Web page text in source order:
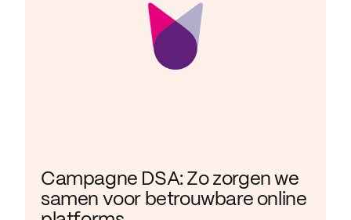
Campagne DSA: Zo zorgen we
samen voor betrouwbare online